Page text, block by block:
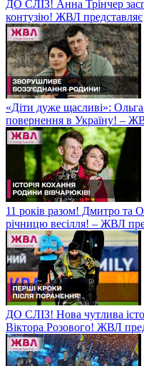
ДО СЛІЗ! Анна Трінчер
контузію! ЖВЛ представляє
«Діти дуже щасливі»:
повернення в Україну! –
11 років разом! Дмитро та
річницю весілля! – ЖВЛ
ДО СЛІЗ! Нова чутлива
Віктора Розового! ЖВЛ